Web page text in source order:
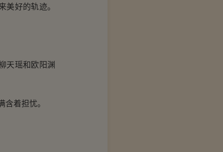
好的轨迹。
天瑶和欧阳渊
着担忧。